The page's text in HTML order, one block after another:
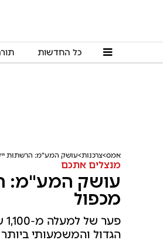
כל החדשות
אמס צרכנות עושק המע"מ: הרשתות
מנצלים אתכם
עושק המע"מ:
מכפול